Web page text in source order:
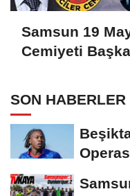
Samsun 19
Cemiyeti
SON HABERLER